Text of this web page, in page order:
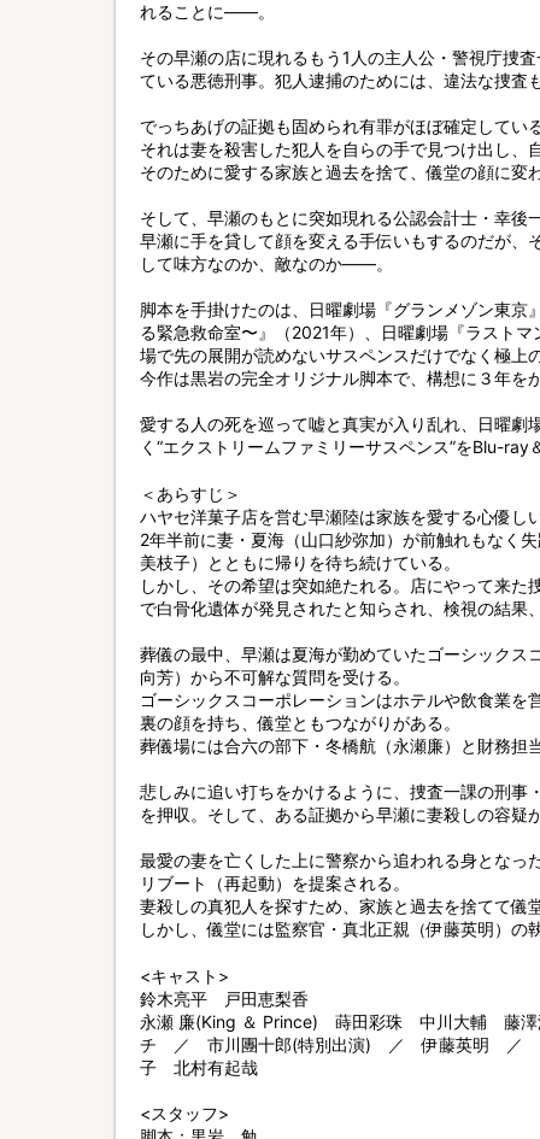
れることに——。
その早瀬の店に現れるもう1人の主人公・警視庁捜
ている悪徳刑事。犯人逮捕のためには、違法な捜査
でっちあげの証拠も固められ有罪がほぼ確定してい
それは妻を殺害した犯人を自らの手で見つけ出し、
そのために愛する家族と過去を捨て、儀堂の顔に変
そして、早瀬のもとに突如現れる公認会計士・幸後
早瀬に手を貸して顔を変える手伝いもするのだが、
して味方なのか、敵なのか——。
脚本を手掛けたのは、日曜劇場『グランメゾン東
る緊急救命室〜』（2021年）、日曜劇場『ラスト
場で先の展開が読めないサスペンスだけでなく極上
今作は黒岩の完全オリジナル脚本で、構想に３年を
愛する人の死を巡って嘘と真実が入り乱れ、日曜劇
く“エクストリームファミリーサスペンス”をBlu-ray
＜あらすじ＞
ハヤセ洋菓子店を営む早瀬陸は家族を愛する心優し
2年半前に妻・夏海（山口紗弥加）が前触れもなく
美枝子）とともに帰りを待ち続けている。
しかし、その希望は突如絶たれる。店にやって来
で白骨化遺体が発見されたと知らされ、検視の結果
葬儀の最中、早瀬は夏海が勤めていたゴーシックス
向芳）から不可解な質問を受ける。
ゴーシックスコーポレーションはホテルや飲食業
裏の顔を持ち、儀堂ともつながりがある。
葬儀場には合六の部下・冬橋航（永瀬廉）と財務担
悲しみに追い打ちをかけるように、捜査一課の刑事
を押収。そして、ある証拠から早瀬に妻殺しの容疑
最愛の妻を亡くした上に警察から追われる身となっ
リブート（再起動）を提案される。
妻殺しの真犯人を探すため、家族と過去を捨てて儀
しかし、儀堂には監察官・真北正親（伊藤英明）の
<キャスト>
鈴木亮平 戸田恵梨香
永瀬 廉(King ＆ Prince) 蒔田彩珠 中川大輔 藤
チ ／ 市川團十郎(特別出演) ／ 伊藤英明 ／
子 北村有起哉
<スタッフ>